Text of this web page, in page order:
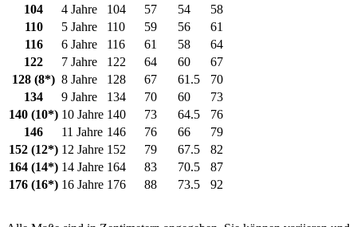
104
4 Jahre 104 57 54
58
110
5 Jahre 110 59 56
61
116
6 Jahre 116 61 58
64
122
7 Jahre 122 64 60
67
128 (8*) 8 Jahre 128 67 61.5
70
134
9 Jahre 134 70 60
73
140 (10*) 10 Jahre 140 73 64.5
76
146
11 Jahre 146 76 66
79
152 (12*) 12 Jahre 152 79 67.5
82
164 (14*) 14 Jahre 164 83 70.5
87
176 (16*) 16 Jahre 176 88 73.5 92